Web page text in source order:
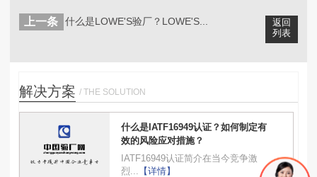
返回
列表
上一条 什么是LOWE'S验厂？LOWE'S...
解决方案 / THE SOLUTION
什么是IATF16949认证？如何制定有
效的风险应对措施？
IATF16949认证简介在当今竞争激
烈...
【详情】